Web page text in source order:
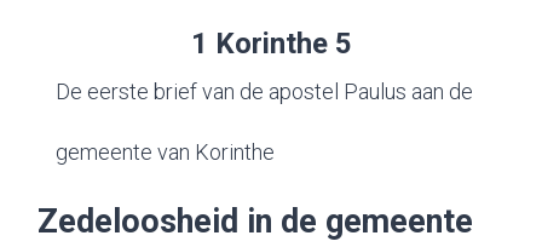
1 Korinthe 5
De eerste brief van de apostel Paulus aan de
gemeente van Korinthe
Zedeloosheid in de gemeente